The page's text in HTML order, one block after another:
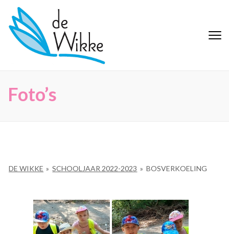
naar
inhoud
(Druk
Foto’s
DE WIKKE » SCHOOLJAAR 2022-2023 » BOSVERKOELING